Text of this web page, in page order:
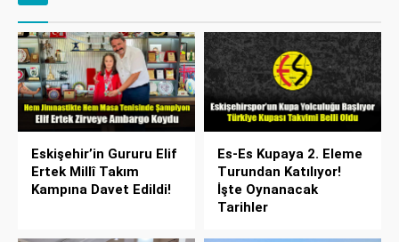
Eskişehir’in Gururu Elif
Ertek Millî Takım
Kampına Davet Edildi!
Es-Es Kupaya 2. Eleme
Turundan Katılıyor!
İşte Oynanacak
Tarihler